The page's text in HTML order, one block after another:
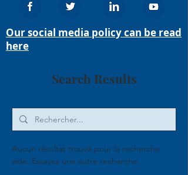
Our social media policy can be read
here
Search Results
Aucun résultat trouvé pour la recherche
vide. Essayez une autre recherche.